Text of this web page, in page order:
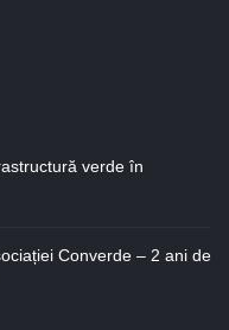
verde în
Converde – 2 ani de